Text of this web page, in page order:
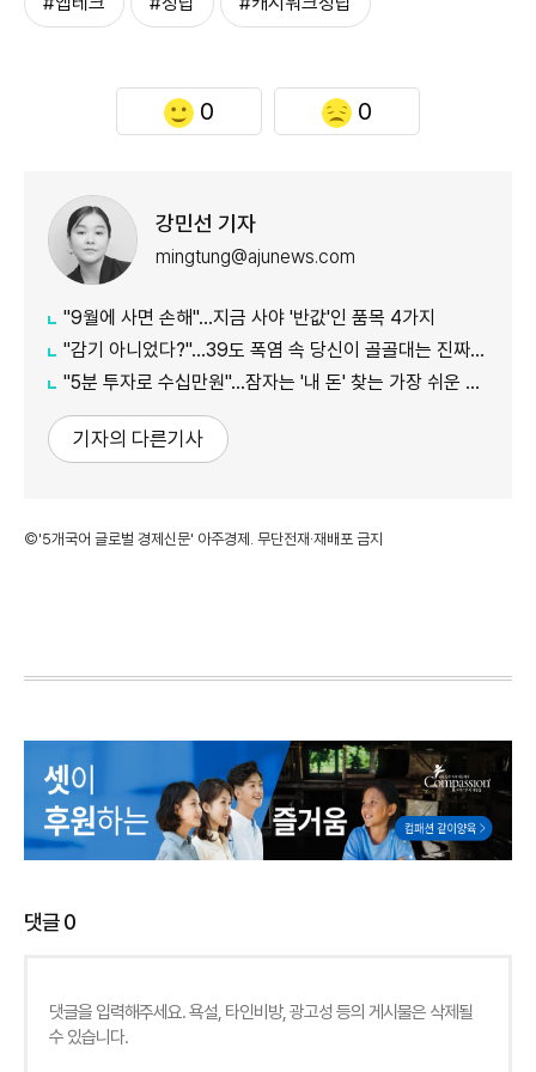
0 0
강민선 기자
mingtung@ajunews.com
"9월에 사면 손해"…지금 사야 '반값'인 품목 4가지
"감기 아니었다?"…39도 폭염 속 당신이 골골대는 진짜 이유
"5분 투자로 수십만원"…잠자는 '내 돈' 찾는 가장 쉬운 방법
기자의 다른기사
©'5개국어 글로벌 경제신문' 아주경제. 무단전재·재배포 금지
댓글0